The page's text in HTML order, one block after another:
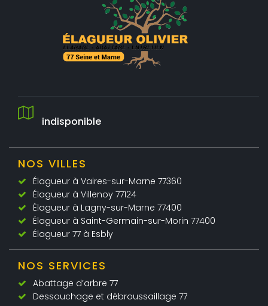
indisponible
NOS VILLES
Élagueur à Vaires-sur-Marne 77360
Élagueur à Villenoy 77124
Élagueur à Lagny-sur-Marne 77400
Élagueur à Saint-Germain-sur-Morin 77400
Élagueur 77 à Esbly
NOS SERVICES
Abattage d’arbre 77
Dessouchage et débroussaillage 77